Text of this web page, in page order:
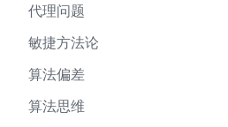
代理问题
敏捷方法论
算法偏差
算法思维